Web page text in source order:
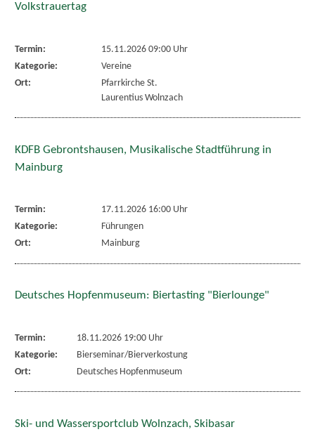
Volkstrauertag
Termin:
15.11.2026 09:00 Uhr
Kategorie:
Vereine
Ort:
Pfarrkirche St.
Laurentius Wolnzach
KDFB Gebrontshausen, Musikalische Stadtführung in
Mainburg
Termin:
17.11.2026 16:00 Uhr
Kategorie:
Führungen
Ort:
Mainburg
Deutsches Hopfenmuseum: Biertasting "Bierlounge"
Termin:
18.11.2026 19:00 Uhr
Kategorie:
Bierseminar/Bierverkostung
Ort:
Deutsches Hopfenmuseum
Ski- und Wassersportclub Wolnzach, Skibasar